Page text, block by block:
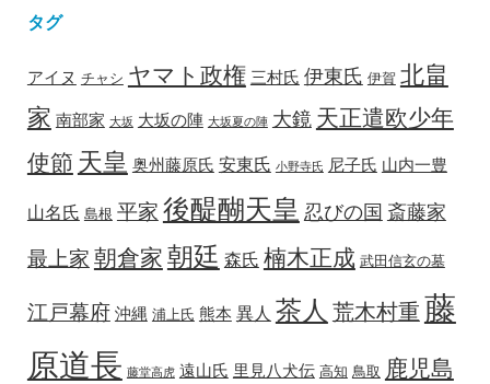
タグ
アイヌ チャシ ヤマト政権 三村氏 伊東氏 伊賀 北畠
家 南部家 大坂 大坂の陣 大坂夏の陣 大鏡 天正遣欧少年
使節 天皇 奥州藤原氏 安東氏 小野寺氏 尼子氏 山内一豊
山名氏 島根 平家 後醍醐天皇 忍びの国 斎藤家
最上家 朝倉家 朝廷 森氏 楠木正成 武田信玄の墓
江戸幕府 沖縄 浦上氏 熊本 異人 茶人 荒木村重 藤
原道長 藤堂高虎 遠山氏 里見八犬伝 高知 鳥取 鹿児島